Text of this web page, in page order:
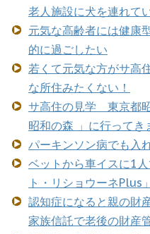
老人施設に犬を連れて
元気な高齢者には健
的に過ごしたい
若くて元気な方がサ
な所住みたくない！
サ高住の見学 東京都
昭和の森 」に行ってき
パーキンソン病でも入
ベットから車イスに1
ト・リショウーネPlus」
認知症になると親の財
家族信託で老後の財産